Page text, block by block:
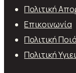
Πολιτική
Επικοινωνία
Πολιτική
Πολιτική